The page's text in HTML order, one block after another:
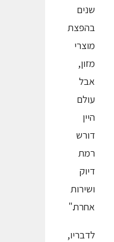
שנים
בהפצת
מוצרי
מזון,
אבל
עולם
היין
דורש
רמת
דיוק
ושירות
אחרת."
לדבריו,